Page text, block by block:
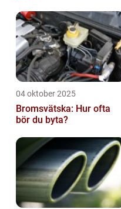
04 oktober 2025
Bromsvätska: Hur ofta
bör du byta?